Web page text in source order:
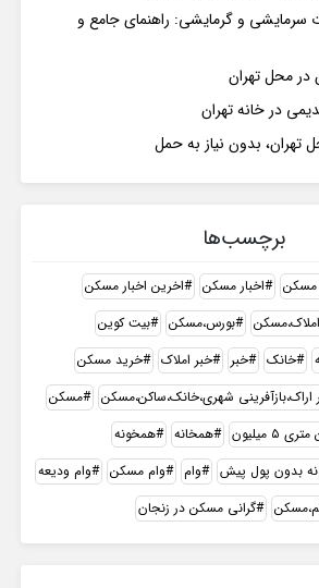
سرمایشی و گرمایشی: راهنمای جامع و
در محل تهران
در خانه تهران
تهران، بدون نیاز به حمل
برچسب‌ها
مسکن اخبار مسکن
اخرین اخبار مسکن
املاک،مسکن بورس،مسکن
بیت کوین
خانک خبر خبر املاک
خرید مسکن
اراک،بازآفرینی شهری،خانک،ساکن،مسکن
مسکن
۵ میلیون همخانه
همخونه
بدون پول پیش وام وام مسکن
وام ودیعه
گرانی مسکن در زنجان